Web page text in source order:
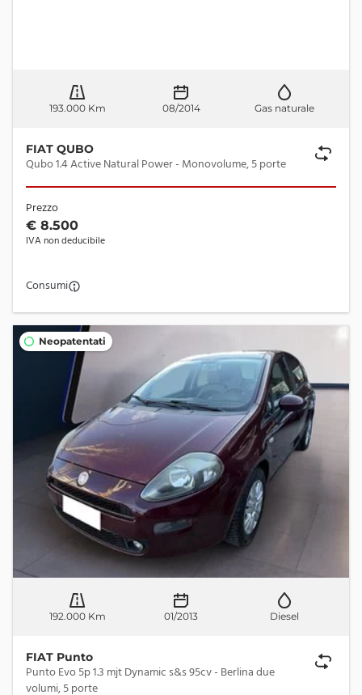
193.000 Km 08/2014 Gas naturale
FIAT QUBO
Qubo 1.4 Active Natural Power - Monovolume, 5 porte
Prezzo
€ 8.500
IVA non deducibile
Consumi
Neopatentati
192.000 Km 01/2013 Diesel
FIAT Punto
Punto Evo 5p 1.3 mjt Dynamic s&s 95cv - Berlina due
volumi, 5 porte